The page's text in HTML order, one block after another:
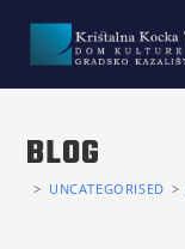
BLOG
> UNCATEGORISED >